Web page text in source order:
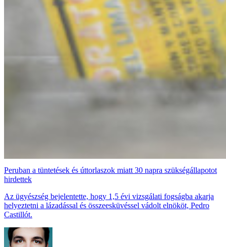
Peruban a tüntetések és úttorlaszok miatt 30 napra szükségállapotot
hirdettek
Az ügyészség bejelentette, hogy 1,5 évi vizsgálati fogságba akarja
helyeztetni a lázadással és összeesküvéssel vádolt elnököt, Pedro
Castillót.